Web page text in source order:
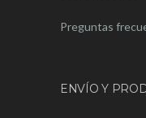
Preguntas
ENVÍO Y